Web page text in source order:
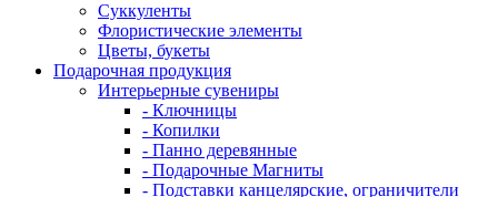
Суккуленты
Флористические элементы
Цветы, букеты
Подарочная продукция
Интерьерные сувениры
- Ключницы
- Копилки
- Панно деревянные
- Подарочные Магниты
- Подставки канцелярские, ограничители